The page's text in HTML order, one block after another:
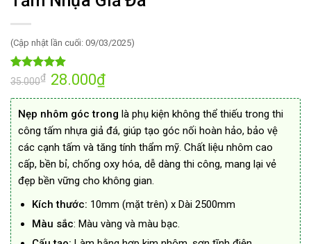
(Cập nhật lần cuối: 09/03/2025)
4.87trên 5
15
đánh giá
35.000₫ Giá
gốc
là:
28.000₫Giá
tại
28.000₫.
Nẹp nhôm góc trong là phụ kiện không thể thiếu trong thi
công tấm nhựa giả đá, giúp tạo góc nối hoàn hảo, bảo vệ
các cạnh tấm và tăng tính thẩm mỹ. Chất liệu nhôm cao
cấp, bền bỉ, chống oxy hóa, dễ dàng thi công, mang lại vẻ
đẹp bền vững cho không gian.
Kích thước: 10mm (mặt trên) x Dài 2500mm
Màu sắc: Màu vàng và màu bạc.